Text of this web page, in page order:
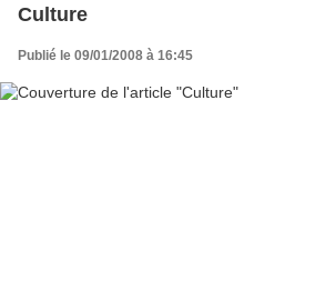
Culture
Publié le 09/01/2008 à 16:45